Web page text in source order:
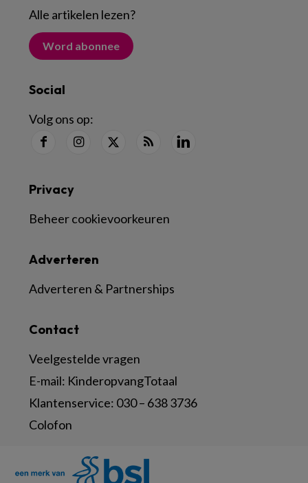
Alle artikelen lezen?
Word abonnee
Social
Volg ons op:
Contact
Veelgestelde vragen
E-mail: KinderopvangTotaal
Klantenservice: 030 – 638 3736
Colofon
Adverteren
Adverteren & Partnerships
Privacy
Beheer cookievoorkeuren